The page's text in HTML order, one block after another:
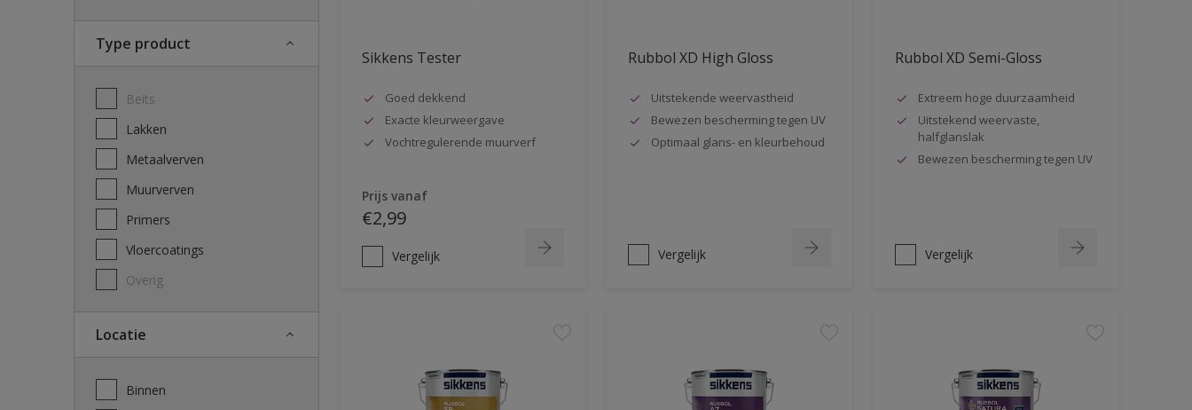
Type product
Beits
Lakken
Metaalverven
Muurverven
Primers
Vloercoatings
Overig
Locatie
Binnen
Sikkens Tester
Goed dekkend
Exacte kleurweergave
Vochtregulerende muurverf
Prijs vanaf
€2,99
Vergelijk
Rubbol XD High Gloss
Uitstekende weervastheid
Bewezen bescherming tegen UV
Optimaal glans- en kleurbehoud
Vergelijk
Rubbol XD Semi-Gloss
Extreem hoge duurzaamheid
Uitstekend weervaste,
halfglanslak
Bewezen bescherming tegen UV
Vergelijk